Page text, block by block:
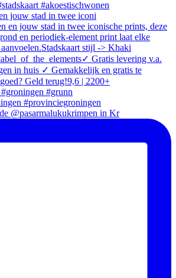
jouw stad in twee iconi
@pasarmalukukrimpen in Kr